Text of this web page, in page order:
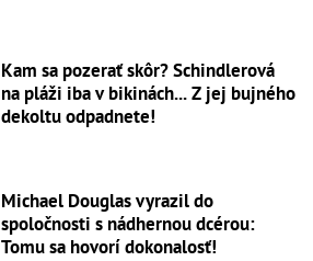
Kam sa pozerať skôr? Schindlerová
na pláži iba v bikinách... Z jej bujného
dekoltu odpadnete!
Michael Douglas vyrazil do
spoločnosti s nádhernou dcérou:
Tomu sa hovorí dokonalosť!